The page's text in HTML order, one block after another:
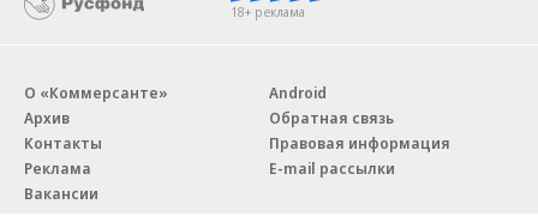
18+ реклама
О «Коммерсанте»
Архив
Контакты
Реклама
Вакансии
Android
Обратная связь
Правовая информация
E-mail рассылки